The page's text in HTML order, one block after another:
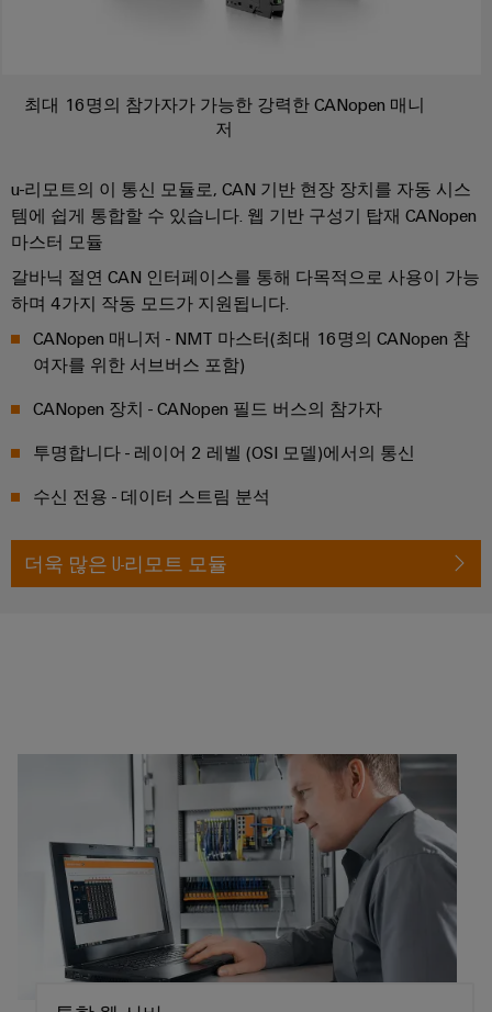
최대 16명의 참가자가 가능한 강력한 CANopen 매니
저
u-리모트의 이 통신 모듈로, CAN 기반 현장 장치를 자동 시스
템에 쉽게 통합할 수 있습니다. 웹 기반 구성기 탑재 CANopen
마스터 모듈
갈바닉 절연 CAN 인터페이스를 통해 다목적으로 사용이 가능
하며 4가지 작동 모드가 지원됩니다.
CANopen 매니저 - NMT 마스터(최대 16명의 CANopen 참
여자를 위한 서브버스 포함)
CANopen 장치 - CANopen 필드 버스의 참가자
투명합니다 - 레이어 2 레벨 (OSI 모델)에서의 통신
수신 전용 - 데이터 스트림 분석
더욱 많은 U-리모트 모듈